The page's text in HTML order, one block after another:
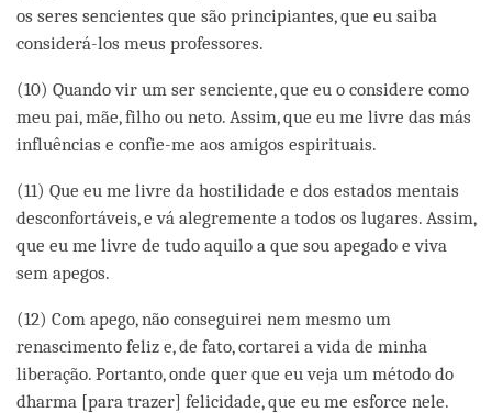
os seres sencientes que são principiantes, que eu saiba
considerá-los meus professores.
(10) Quando vir um ser senciente, que eu o considere como
meu pai, mãe, filho ou neto. Assim, que eu me livre das más
influências e confie-me aos amigos espirituais.
(11) Que eu me livre da hostilidade e dos estados mentais
desconfortáveis, e vá alegremente a todos os lugares. Assim,
que eu me livre de tudo aquilo a que sou apegado e viva
sem apegos.
(12) Com apego, não conseguirei nem mesmo um
renascimento feliz e, de fato, cortarei a vida de minha
liberação. Portanto, onde quer que eu veja um método do
dharma [para trazer] felicidade, que eu me esforce nele.